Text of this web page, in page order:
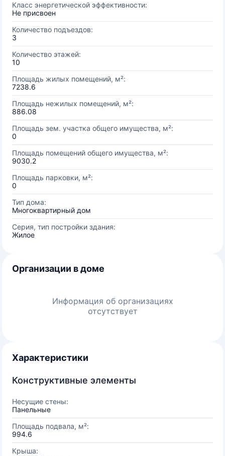
Класс энергетической эффективности:
Не присвоен
Количество подъездов:
3
Количество этажей:
10
Площадь жилых помещений, м²:
7238.6
Площадь нежилых помещений, м²:
886.08
Площадь зем. участка общего имущества, м²:
0
Площадь помещений общего имущества, м²:
9030.2
Площадь парковки, м²:
0
Тип дома:
Многоквартирный дом
Серия, тип постройки здания:
Жилое
Организации в доме
Информация об организациях
отсутствует
Характеристики
Конструктивные элементы
Несущие стены:
Панельные
Площадь подвала, м²:
994.6
Крыша: